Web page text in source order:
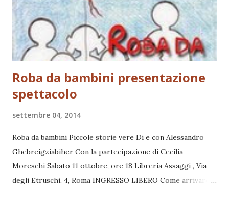
Roba da bambini presentazione
spettacolo
settembre 04, 2014
Roba da bambini Piccole storie vere Di e con Alessandro
Ghebreigziabiher Con la partecipazione di Cecilia
Moreschi Sabato 11 ottobre, ore 18 Libreria Assaggi , Via
degli Etruschi, 4, Roma INGRESSO LIBERO Come arrivare